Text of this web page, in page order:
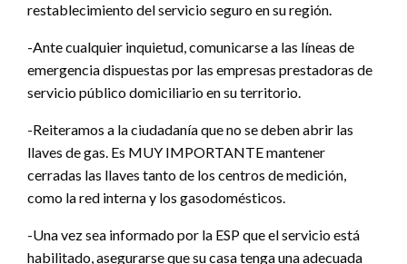
restablecimiento del servicio seguro en su región.
-Ante cualquier inquietud, comunicarse a las líneas de
emergencia dispuestas por las empresas prestadoras de
servicio público domiciliario en su territorio.
-Reiteramos a la ciudadanía que no se deben abrir las
llaves de gas. Es MUY IMPORTANTE mantener
cerradas las llaves tanto de los centros de medición,
como la red interna y los gasodomésticos.
-Una vez sea informado por la ESP que el servicio está
habilitado, asegurarse que su casa tenga una adecuada